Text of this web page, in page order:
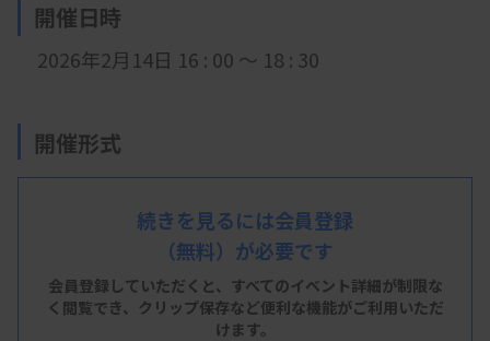
開催日時
2026年2月14日 16 : 00 ～ 18 : 30
開催形式
現地開催
J:COMホルトホール大分 409会議室
続きを見るには会員登録
（無料）が必要です
会員登録していただくと、すべてのイベント詳細が制限な
く閲覧でき、 クリップ保存など便利な機能がご利用いただ
けます。